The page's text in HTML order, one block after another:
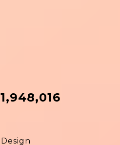
1,948,016
Design